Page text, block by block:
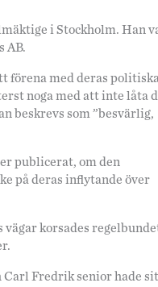
i Stockholm. Han
AB.
förena med deras
noga med att inte låta
beskrevs som ”besvärlig,
publicerat, om den
på deras inflytande över
vägar korsades
Carl Fredrik senior hade